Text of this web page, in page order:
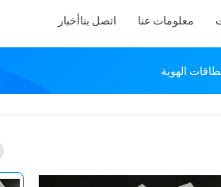
معلومات عنا اتصل بناأخبار